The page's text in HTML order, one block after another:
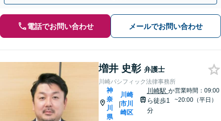
電話でお問い合わせ メールでお問い合わせ
増井 史彰 弁護士
川崎パシフィック法律事務所
神
奈
川
県
|
川崎
市川
崎区
川崎駅 か
ら徒歩1
分
営業時間：09:00
~20:00（平日）